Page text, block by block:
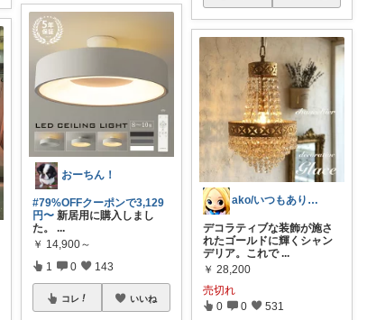
おーちん！
#79%OFFクーポンで3,129
円〜 新居用に購入しまし
た。
...
￥ 14,900～
1 0 143
コレ いいね
ako/いつもありがとう🌈5日感謝
デコラティブな装飾が施さ
れたゴールドに輝くシャン
デリア。これで ...
￥ 28,200
売切れ
0 0 531